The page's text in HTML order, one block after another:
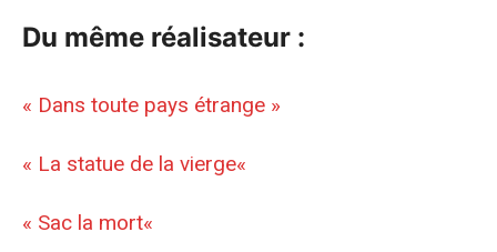
Du même réalisateur :
« Dans toute pays étrange »
« La statue de la vierge«
« Sac la mort«